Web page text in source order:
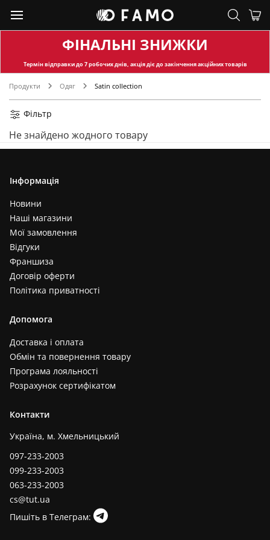
ФІНАЛЬНІ ЗНИЖКИ
Термін відправкидо 7 робочих днів, акція діє до закінчення акційних товарів
Продукти Одяг Satin collection
Фільтр
Не знайдено жодного товару
Інформація
Новини
Наші магазини
Мої замовлення
Відгуки
Франшиза
Договір оферти
Політика приватності
Допомога
Доставка і оплата
Обмін та повернення товару
Програма лояльності
Розрахунок сертифікатом
Контакти
Україна, м. Хмельницький
097-233-2003
099-233-2003
063-233-2003
cs@tut.ua
Пишіть в Телеграм: